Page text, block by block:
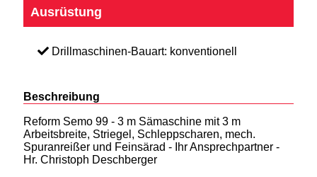
Ausrüstung
Drillmaschinen-Bauart: konventionell
Beschreibung
Reform Semo 99 - 3 m Sämaschine mit 3 m
Arbeitsbreite, Striegel, Schleppscharen, mech.
Spuranreißer und Feinsärad - Ihr Ansprechpartner -
Hr. Christoph Deschberger